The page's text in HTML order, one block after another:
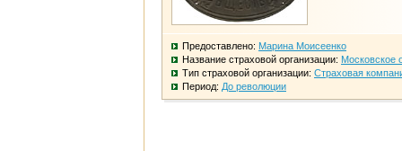
Предоставлено: Марина Моисеенко
Название страховой организации: Московское
Тип страховой организации: Страховая
Период: До революции